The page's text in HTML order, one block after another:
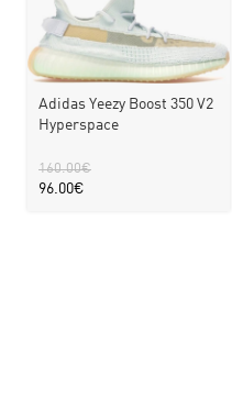
Adidas Yeezy Boost 350 V2
Hyperspace
160.00€
96.00€